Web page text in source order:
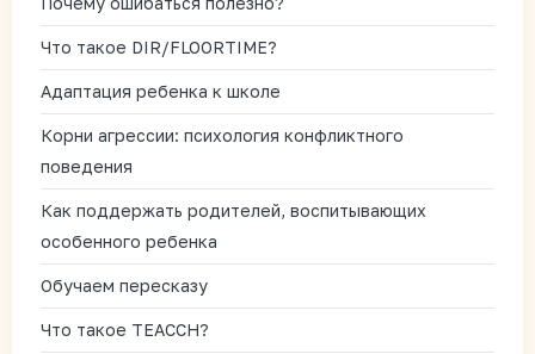
Что такое DIR/FLOORTIME?
Адаптация ребенка к школе
Корни агрессии: психология конфликтного
поведения
Как поддержать родителей, воспитывающих
особенного ребенка
Обучаем пересказу
Что такое TEACCH?